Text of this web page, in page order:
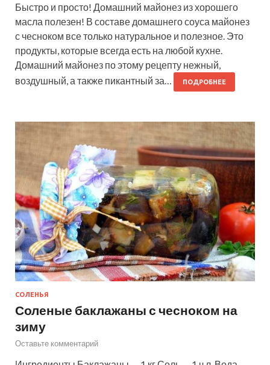
Быстро и просто! Домашний майонез из хорошего
масла полезен! В составе домашнего соуса майонез
с чесноком все только натуральное и полезное. Это
продукты, которые всегда есть на любой кухне.
Домашний майонез по этому рецепту нежный,
воздушный, а также пикантный за…
ПОДРОБНЕЕ
СОЛЕНЬЯ
Соленые баклажаны с чесноком на
зиму
Оставьте комментарий